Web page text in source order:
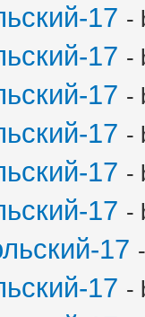
17 -
17 -
17 -
17 -
17 -
17 -
17
17 -